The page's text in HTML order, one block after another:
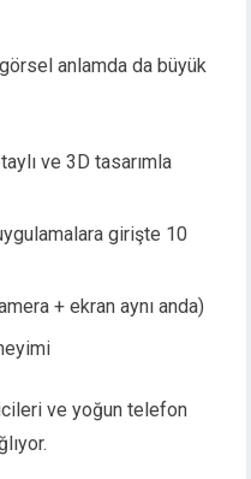
anlamda da büyük
ve 3D tasarımla
girişte 10
+ ekran aynı anda)
ve yoğun telefon